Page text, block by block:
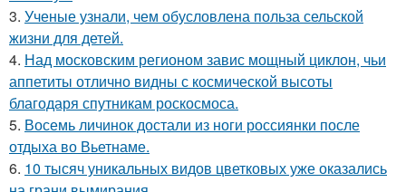
3. Ученые узнали, чем обусловлена польза сельской
жизни для детей.
4. Над московским регионом завис мощный циклон, чьи
аппетиты отлично видны с космической высоты
благодаря спутникам роскосмоса.
5. Восемь личинок достали из ноги россиянки после
отдыха во Вьетнаме.
6. 10 тысяч уникальных видов цветковых уже оказались